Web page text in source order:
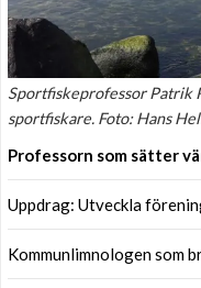
Sportfiskeprofessor Patrik
sportfiskare. Foto: Hans
Professorn som sätter
Uppdrag: Utveckla
Kommunlimnologen som